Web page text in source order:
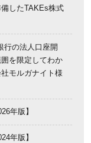
したTAKEs株式
行の法人口座開
を限定してわか
モルガナイト様
年版】
年版】